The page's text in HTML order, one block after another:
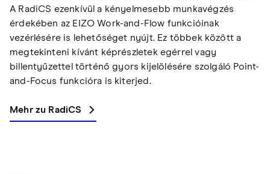
A RadiCS ezenkívül a kényelmesebb munkavégzés
érdekében az EIZO Work-and-Flow funkcióinak
vezérlésére is lehetőséget nyújt. Ez többek között a
megtekinteni kívánt képrészletek egérrel vagy
billentyűzettel történő gyors kijelölésére szolgáló Point-
and-Focus funkcióra is kiterjed.
Mehr zu RadiCS